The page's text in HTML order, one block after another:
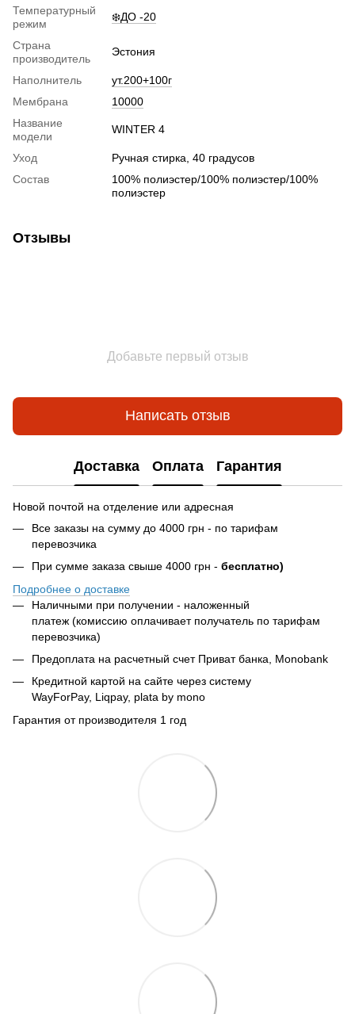
Температурный
режим
❄️ДО -20
Страна
производитель
Эстония
Наполнитель
ут.200+100г
Мембрана
10000
Название
модели
WINTER 4
Уход
Ручная стирка, 40 градусов
Состав
100% полиэстер/100% полиэстер/100%
полиэстер
Отзывы
Добавьте первый отзыв
Написать отзыв
Доставка Оплата Гарантия
Новой почтой на отделение или адресная
Все заказы на сумму до 4000 грн - по тарифам
перевозчика
При сумме заказа свыше 4000 грн - бесплатно)
Подробнее о доставке
Наличными при получении - наложенный
платеж (комиссию оплачивает получатель по тарифам
перевозчика)
Предоплата на расчетный счет Приват банка, Monobank
Кредитной картой на сайте через систему
WayForPay, Liqpay, plata by mono
Гарантия от производителя 1 год